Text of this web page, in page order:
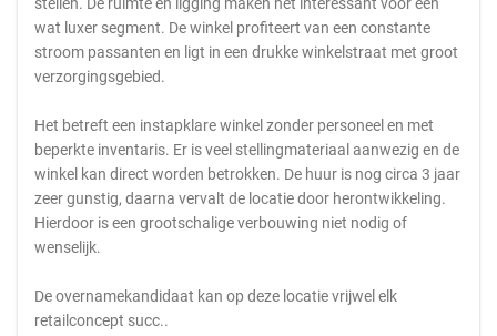
wat luxer segment. De winkel profiteert van een constante
stroom passanten en ligt in een drukke winkelstraat met groot
verzorgingsgebied.
Het betreft een instapklare winkel zonder personeel en met
beperkte inventaris. Er is veel stellingmateriaal aanwezig en de
winkel kan direct worden betrokken. De huur is nog circa 3 jaar
zeer gunstig, daarna vervalt de locatie door herontwikkeling.
Hierdoor is een grootschalige verbouwing niet nodig of
wenselijk.
De overnamekandidaat kan op deze locatie vrijwel elk
retailconcept succ..